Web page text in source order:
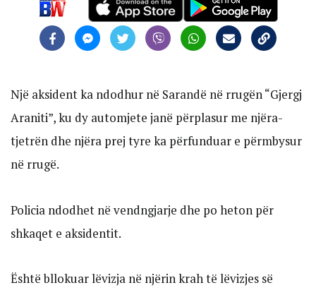
Një aksident ka ndodhur në Sarandë në rrugën “Gjergj
Araniti”, ku dy automjete janë përplasur me njëra-
tjetrën dhe njëra prej tyre ka përfunduar e përmbysur
në rrugë.
Policia ndodhet në vendngjarje dhe po heton për
shkaqet e aksidentit.
Është bllokuar lëvizja në njërin krah të lëvizjes së